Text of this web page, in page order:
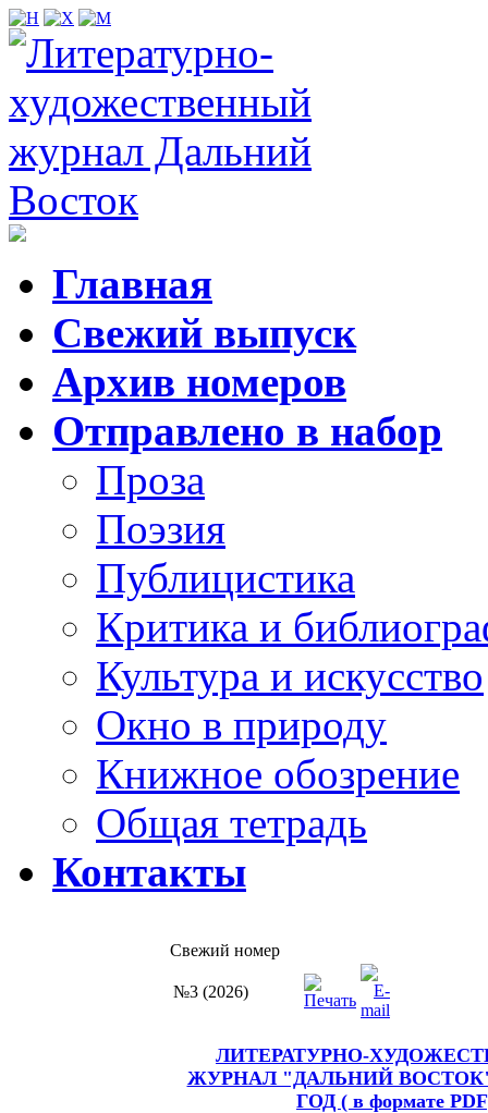
Главная
Свежий выпуск
Архив номеров
Отправлено в набор
Проза
Поэзия
Публицистика
Критика и
Культура и искусство
Окно в природу
Книжное обозрение
Общая тетрадь
Контакты
Свежий номер
№3 (2026)
ЛИТЕРАТУРНО-
ЖУРНАЛ "ДАЛЬНИЙ ВОСТОК"
ГОД ( в формате